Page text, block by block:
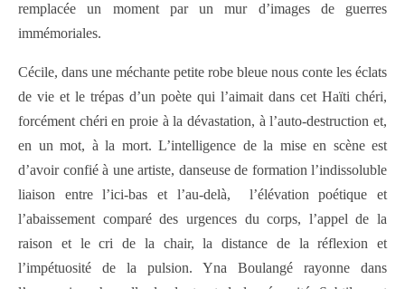
remplacée un moment par un mur d’images de guerres
immémoriales.
Cécile, dans une méchante petite robe bleue nous conte les éclats
de vie et le trépas d’un poète qui l’aimait dans cet Haïti chéri,
forcément chéri en proie à la dévastation, à l’auto-destruction et,
en un mot, à la mort. L’intelligence de la mise en scène est
d’avoir confié à une artiste, danseuse de formation l’indissoluble
liaison entre l’ici-bas et l’au-delà, l’élévation poétique et
l’abaissement comparé des urgences du corps, l’appel de la
raison et le cri de la chair, la distance de la réflexion et
l’impétuosité de la pulsion. Yna Boulangé rayonne dans